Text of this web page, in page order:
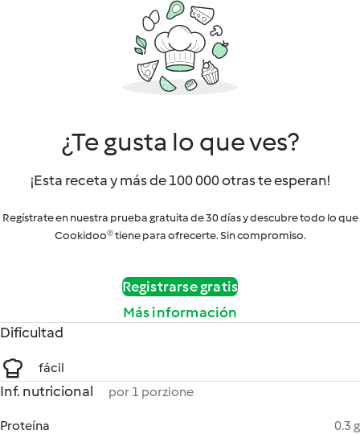
¿Te gusta lo que ves?
¡Esta receta y más de 100 000 otras te esperan!
Regístrate en nuestra prueba gratuita de 30 días y descubre todo lo que
Cookidoo® tiene para ofrecerte. Sin compromiso.
Registrarse gratis
Más información
Dificultad
fácil
Inf. nutricional por 1 porzione
Proteína
0.3 g